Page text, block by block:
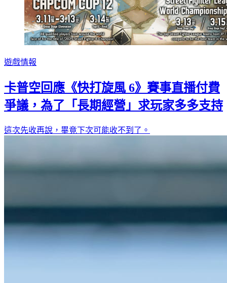
遊戲情報
卡普空回應《快打旋風 6》賽事直播付費
爭議，為了「長期經營」求玩家多多支持
這次先收再說，畢竟下次可能收不到了。